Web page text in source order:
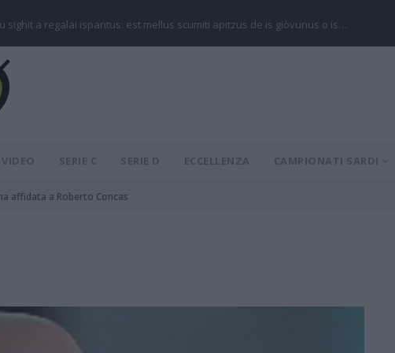
sighit a regalai ispantus: est mellus scumiti apitzus de is giòvunus o is…
VIDEO SERIE C SERIE D ECCELLENZA CAMPIONATI SARDI
affidata a Roberto Concas